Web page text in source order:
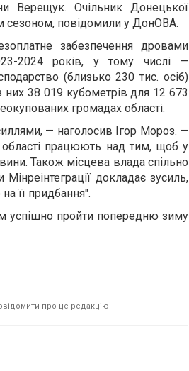
Верещук. Очільник Донецької
сезоном, повідомили у ДонОВА.
забезпечення дровами
2024 років, у тому числі —
(близько 230 тис. осіб)
38 019 кубометрів для 12 673
громадах області.
— наголосив Ігор Мороз. —
області працюють над тим, щоб у
Також місцева влада спільно
докладає зусиль,
її придбання".
успішно пройти попередню зиму
про це редакцію